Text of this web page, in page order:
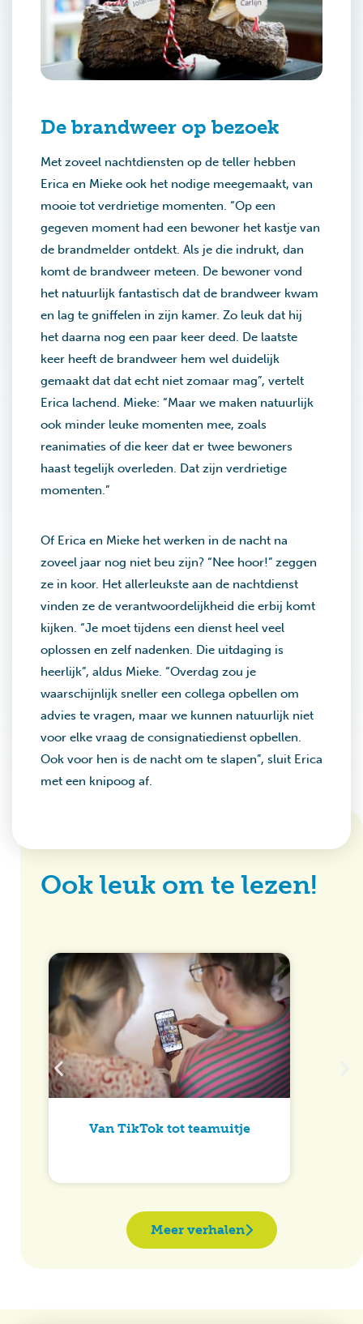
De brandweer op bezoek
Met zoveel nachtdiensten op de teller hebben
Erica en Mieke ook het nodige meegemaakt, van
mooie tot verdrietige momenten. “Op een
gegeven moment had een bewoner het kastje van
de brandmelder ontdekt. Als je die indrukt, dan
komt de brandweer meteen. De bewoner vond
het natuurlijk fantastisch dat de brandweer kwam
en lag te gniffelen in zijn kamer. Zo leuk dat hij
het daarna nog een paar keer deed. De laatste
keer heeft de brandweer hem wel duidelijk
gemaakt dat dat echt niet zomaar mag”, vertelt
Erica lachend. Mieke: “Maar we maken natuurlijk
ook minder leuke momenten mee, zoals
reanimaties of die keer dat er twee bewoners
haast tegelijk overleden. Dat zijn verdrietige
momenten.”
Of Erica en Mieke het werken in de nacht na
zoveel jaar nog niet beu zijn? “Nee hoor!” zeggen
ze in koor. Het allerleukste aan de nachtdienst
vinden ze de verantwoordelijkheid die erbij komt
kijken. “Je moet tijdens een dienst heel veel
oplossen en zelf nadenken. Die uitdaging is
heerlijk”, aldus Mieke. “Overdag zou je
waarschijnlijk sneller een collega opbellen om
advies te vragen, maar we kunnen natuurlijk niet
voor elke vraag de consignatiedienst opbellen.
Ook voor hen is de nacht om te slapen”, sluit Erica
met een knipoog af.
Ook leuk om te lezen!
Van TikTok tot teamuitje
Meer verhalen